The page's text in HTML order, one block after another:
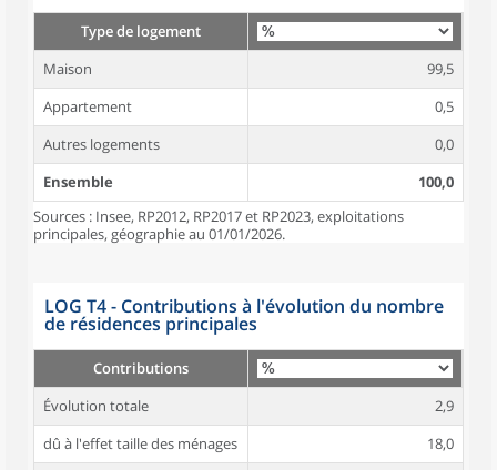
Type de logement
Maison
99,5
Appartement
0,5
Autres logements
0,0
Ensemble
100,0
Sources : Insee, RP2012, RP2017 et RP2023, exploitations
principales, géographie au 01/01/2026.
LOG T4 - Contributions à l'évolution du nombre
de résidences principales
Contributions
Évolution totale
2,9
dû à l'effet taille des ménages
18,0